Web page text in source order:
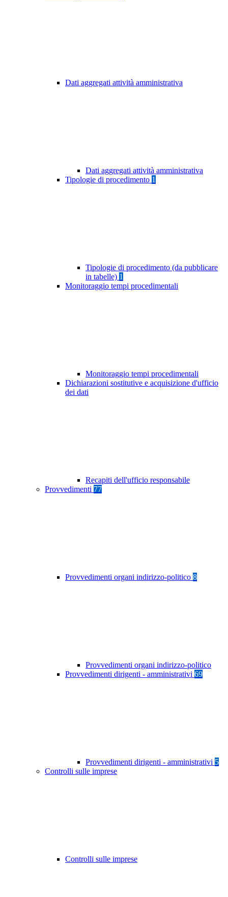
Dati aggregati attività amministrativa
Dati aggregati attività amministrativa
Tipologie di procedimento 1
Tipologie di procedimento (da pubblicare
in tabelle) 1
Monitoraggio tempi procedimentali
Monitoraggio tempi procedimentali
Dichiarazioni sostitutive e acquisizione d'ufficio
dei dati
Recapiti dell'ufficio responsabile
Provvedimenti 77
Provvedimenti organi indirizzo-politico 8
Provvedimenti organi indirizzo-politico
Provvedimenti dirigenti - amministrativi 69
Provvedimenti dirigenti - amministrativi 5
Controlli sulle imprese
Controlli sulle imprese